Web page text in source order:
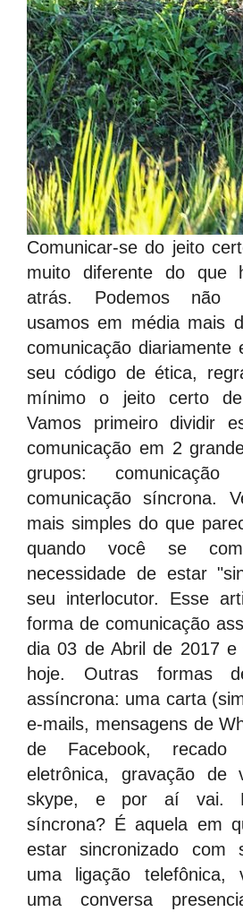
Comunicar-se do jeito
muito diferente do que
atrás. Podemos não
usamos em média mais
comunicação diariamente
seu código de ética,
mínimo o jeito certo
Vamos primeiro dividir
comunicação em 2
grupos:
comunicação síncrona.
mais simples do que
quando você se
necessidade de estar
seu interlocutor. Esse
forma de comunicação
dia 03 de Abril de 2017 e
hoje. Outras formas
assíncrona: uma carta
e-mails, mensagens de
de Facebook, recado
eletrônica, gravação de
skype, e por aí vai. E
síncrona? É aquela em
estar sincronizado com
uma ligação telefônica,
uma conversa